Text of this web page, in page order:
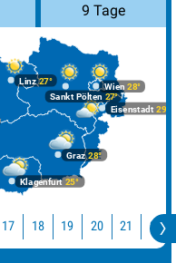
9 Tage
Graz28°
Klagenfurt 25°
Linz27°
Wien 28°
Eisenstadt 29°
Sankt Pölten 27°
17 18 19 20 21 22